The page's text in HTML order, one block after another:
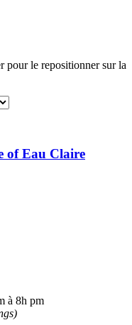
pour le repositionner sur la
of Eau Claire
à 8h pm